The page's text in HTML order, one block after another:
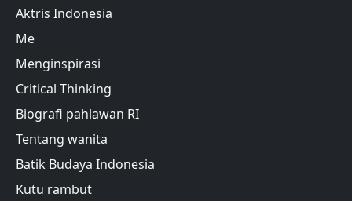
Aktris Indonesia
Me
Menginspirasi
Critical Thinking
Biografi pahlawan RI
Tentang wanita
Batik Budaya Indonesia
Kutu rambut